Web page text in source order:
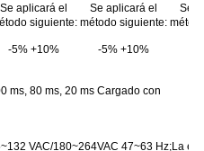
Se aplicará el
siguiente:
Se aplicará el
método siguiente:
Se
-5% +10% -5% +10%
ms, 80 ms, 20 ms Cargado con
VAC/180~264VAC 47~63 Hz;La